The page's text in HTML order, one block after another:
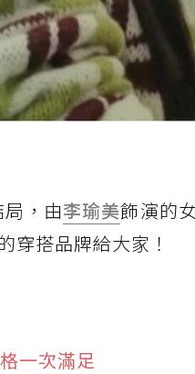
，由李瑜美飾演的
穿搭品牌給大家！
一次滿足